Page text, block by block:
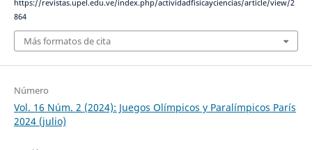
https://revistas.upel.edu.ve/index.php/actividadfisicayciencias/article/view/2
864
Más formatos de cita
Número
Vol. 16 Núm. 2 (2024): Juegos Olímpicos y Paralímpicos París
2024 (julio)